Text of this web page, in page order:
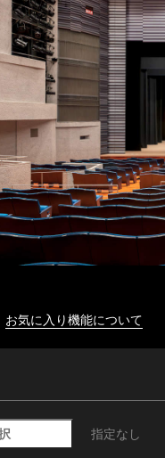
お気に入り機能について
指定なし